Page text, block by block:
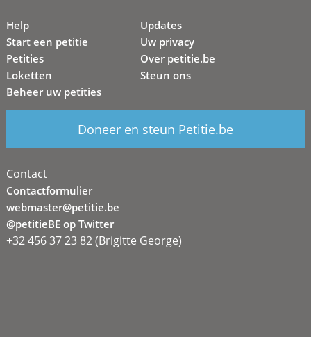
Help
Start een petitie
Petities
Loketten
Beheer uw petities
Updates
Uw privacy
Over petitie.be
Steun ons
Doneer en steun Petitie.be
Contact
Contactformulier
webmaster@petitie.be
@petitieBE op Twitter
+32 456 37 23 82 (Brigitte George)